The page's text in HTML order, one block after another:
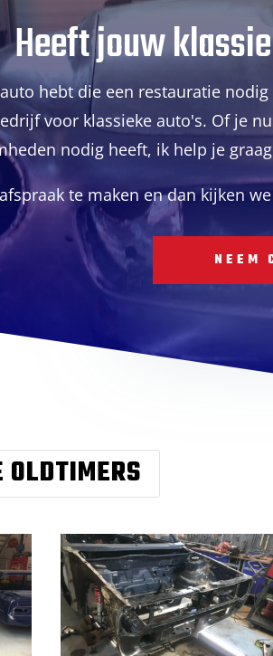
Heeft jouw
hebt die een restauratie
voor klassieke auto's. Of je
nodig heeft, ik help je
te maken en dan kijken
NEEM
OLDTIMERS